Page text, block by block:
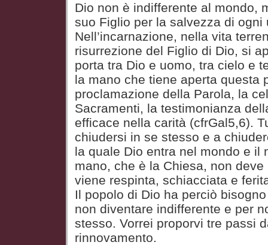
Dio non è indifferente al mondo,
suo Figlio per la salvezza di ogni
Nell’incarnazione, nella vita
risurrezione del Figlio di Dio, si
porta tra Dio e uomo, tra cielo e
la mano che tiene aperta questa
proclamazione della Parola, la
Sacramenti, la testimonianza
efficace nella carità (cfrGal5,6).
chiudersi in se stesso e a
la quale Dio entra nel mondo e il
mano, che è la Chiesa, non
viene respinta, schiacciata e
Il popolo di Dio ha perciò
non diventare indifferente e per
stesso. Vorrei proporvi tre passi
rinnovamento.